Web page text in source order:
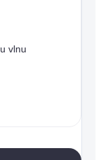
vlnu